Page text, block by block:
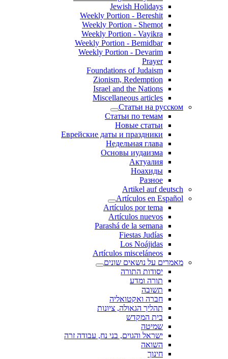
Jewish Holidays
Weekly Portion - Bereshit
Weekly Portion - Shemot
Weekly Portion - Vayikra
Weekly Portion - Bemidbar
Weekly Portion - Devarim
Prayer
Foundations of Judaism
Zionism, Redemption
Israel and the Nations
Miscellaneous articles
Статьи на русском
Статьи по темам
Новые статьи
Еврейские даты и праздники
Недельная глава
Основы иудаизма
Актуалия
Ноахиды
Разное
Artikel auf deutsch
Artículos en Español
Artículos por tema
Artículos nuevos
Parashá de la semana
Fiestas Judías
Los Noájidas
Artículos misceláneos
מאמרים על נושאים שונים
יסודות התורה
תורה ומדע
תשובה
חברה ואקטואליה
תהליך הגאולה, ציונות
בית המקדש
שמיטה
ישראל והגוים, בני נח, עבודה זרה
השואה
חינוך